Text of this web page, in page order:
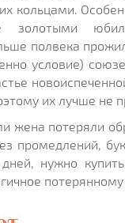
кольцами.
золотыми
полвека
условие)
их лучше не
жена потеряли
промедлений,
дней, нужно